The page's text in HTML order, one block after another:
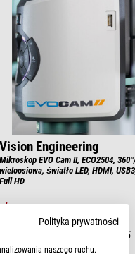
Vision Engineering
Mikroskop EVO Cam II, ECO2504,
wieloosiowa, światło LED, HDMI,
Full HD
$ 16.900,00
3-5
tygodni
Polityka prywatności
naszego ruchu.